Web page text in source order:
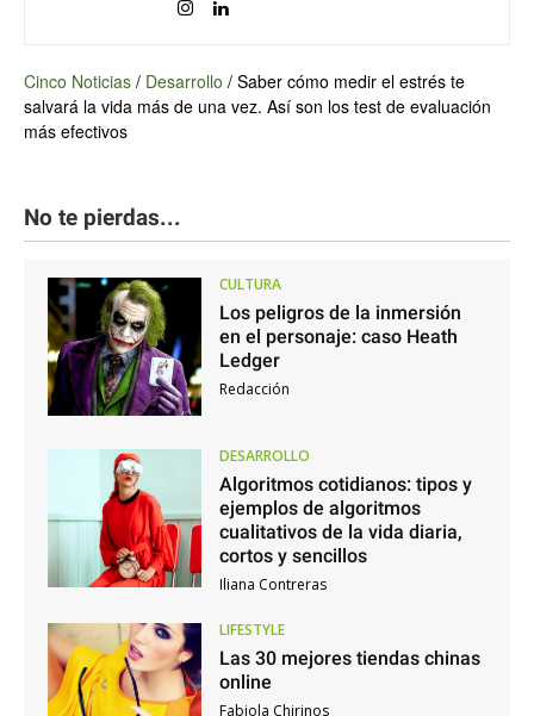
Cinco Noticias / Desarrollo / Saber cómo medir el estrés te
salvará la vida más de una vez. Así son los test de evaluación
más efectivos
No te pierdas...
CULTURA
Los peligros de la inmersión
en el personaje: caso Heath
Ledger
Redacción
DESARROLLO
Algoritmos cotidianos: tipos y
ejemplos de algoritmos
cualitativos de la vida diaria,
cortos y sencillos
Iliana Contreras
LIFESTYLE
Las 30 mejores tiendas chinas
online
Fabiola Chirinos